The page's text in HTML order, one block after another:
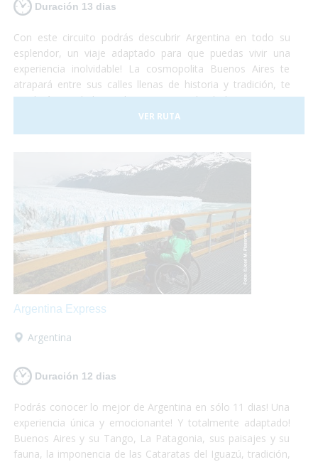
Duración 13 dias
Con este circuito podrás descubrir Argentina en todo su
esplendor, un viaje adaptado para que puedas vivir una
experiencia inolvidable! La cosmopolita Buenos Aires te
atrapará entre sus calles llenas de historia y tradición, te
quedarás con la boca abierta contemplando la imponencia
del Glaciar Perito Moreno, te emocionarás al sentir la
presencia de las ballenas a tu alrededor y podrás disfrutar
animas? Turismo accesible con todas las garantías!
VER RUTA
Argentina Express
Argentina
Duración 12 dias
Podrás conocer lo mejor de Argentina en sólo 11 dias! Una
experiencia única y emocionante! Y totalmente adaptado!
Buenos Aires y su Tango, La Patagonia, sus paisajes y su
fauna, la imponencia de las Cataratas del Iguazú, tradición,